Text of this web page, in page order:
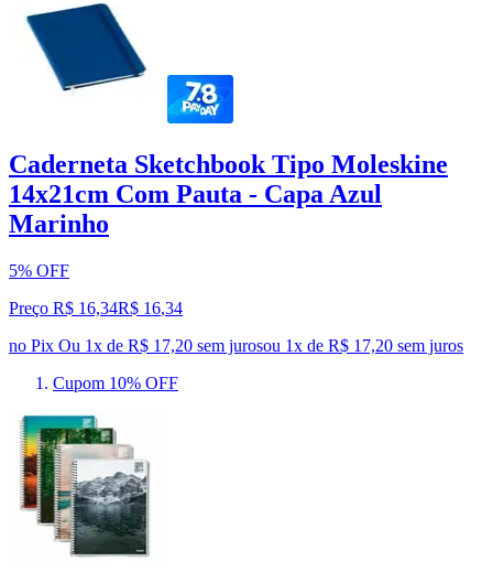
Caderneta Sketchbook Tipo Moleskine
14x21cm Com Pauta - Capa Azul
Marinho
5% OFF
Preço R$ 16,34R$ 16,34
no Pix Ou 1x de R$ 17,20 sem jurosou 1x de R$ 17,20 sem juros
Cupom 10% OFF